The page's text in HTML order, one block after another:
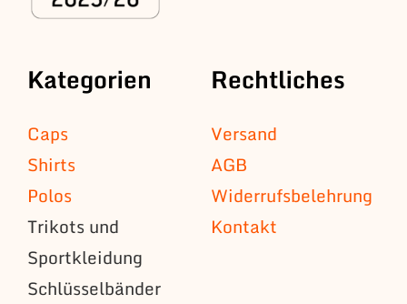
Kategorien
Caps
Shirts
Polos
Trikots und
Sportkleidung
Schlüsselbänder
Rechtliches
Versand
AGB
Widerrufsbelehrung
Kontakt